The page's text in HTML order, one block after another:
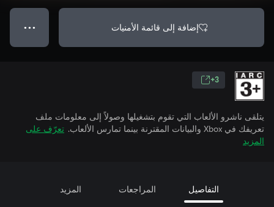
إضافة إلى قائمة الأمنيات ● ● ●
3+
يتلقى ناشرو الألعاب التي تقوم بتشغيلها وصولاً إلى معلومات ملف
تعريفك في Xbox والبيانات المقترنة بينما تمارس الألعاب.
تعرّف على
المزيد
التفاصيل المراجعات المزيد